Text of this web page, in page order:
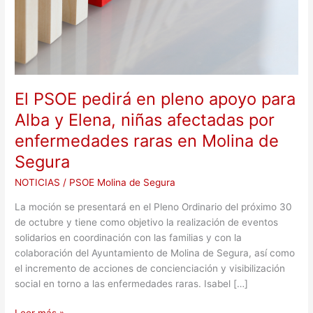
El PSOE pedirá en pleno apoyo para
Alba y Elena, niñas afectadas por
enfermedades raras en Molina de
Segura
NOTICIAS / PSOE Molina de Segura
La moción se presentará en el Pleno Ordinario del próximo 30
de octubre y tiene como objetivo la realización de eventos
solidarios en coordinación con las familias y con la
colaboración del Ayuntamiento de Molina de Segura, así como
el incremento de acciones de concienciación y visibilización
social en torno a las enfermedades raras. Isabel […]
enfermedades
raras
en
Molina
de
Segura